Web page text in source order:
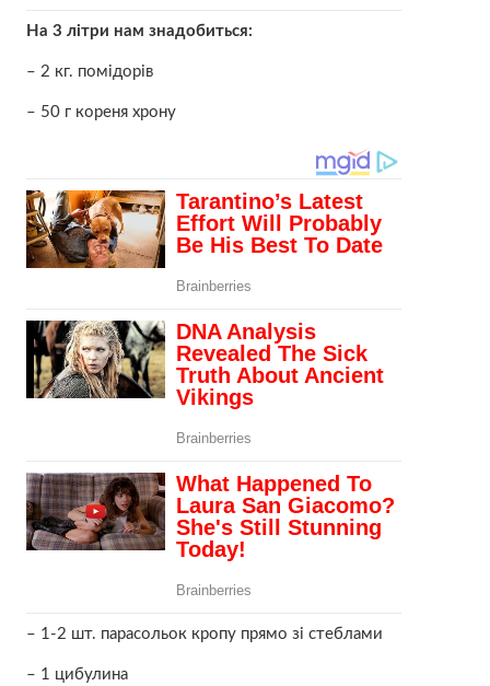
На 3 літри нам знадобиться:
– 2 кг. помідорів
– 50 г кореня хрону
– 1-2 шт. парасольок кропу прямо зі стеблами
– 1 цибулина